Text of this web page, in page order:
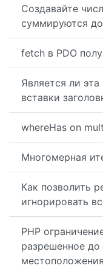
Создавайте
суммируются
fetch в PDO
Является ли
вставки
whereHas on
Многомерная
Как позволить
игнорировать
PHP
разрешенное до